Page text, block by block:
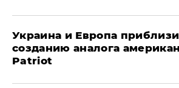
Украина и Европа
созданию аналога
Patriot